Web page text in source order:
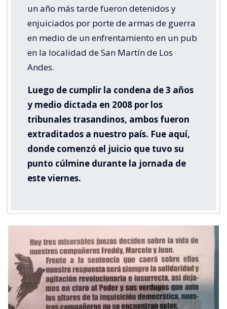
un año más tarde fueron detenidos y
enjuiciados por porte de armas de guerra
en medio de un enfrentamiento en un pub
en la localidad de San Martín de Los
Andes.
Luego de cumplir la condena de 3 años
y medio dictada en 2008 por los
tribunales trasandinos, ambos fueron
extraditados a nuestro país. Fue aquí,
donde comenzó el juicio que tuvo su
punto cúlmine durante la jornada de
este viernes.